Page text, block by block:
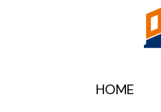
HOME